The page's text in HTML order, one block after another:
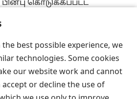
best possible experience, we
technologies. Some cookies
our website work and cannot
accept or decline the use of
பின்பு கொடுக்கப்பட்ட
மகன்
பகிரவும் விருப்பங்கள்